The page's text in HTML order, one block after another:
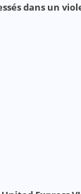
dans un